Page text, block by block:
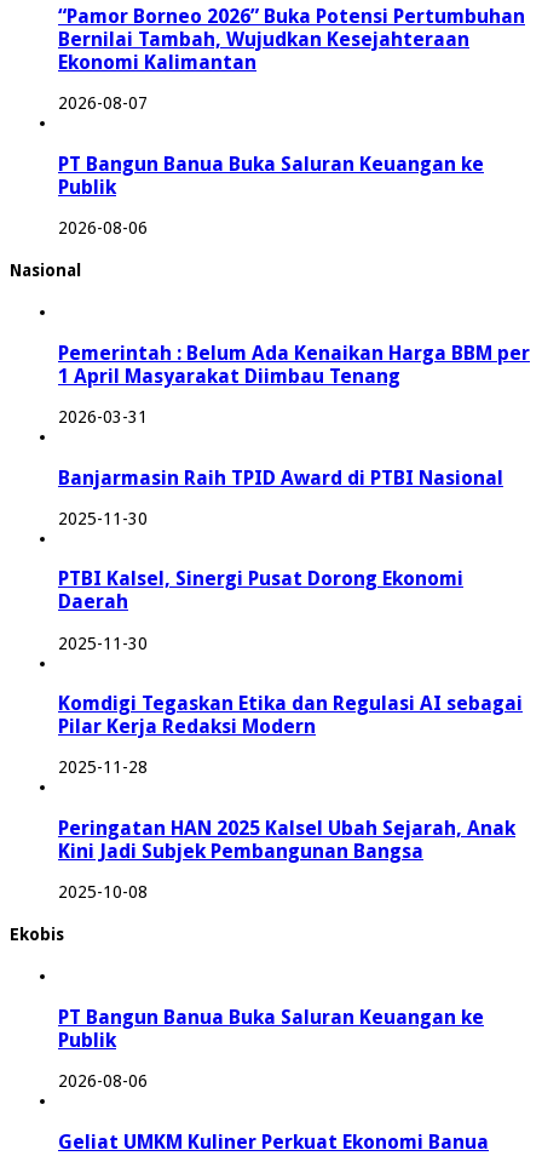
“Pamor Borneo 2026” Buka Potensi Pertumbuhan
Bernilai Tambah, Wujudkan Kesejahteraan
Ekonomi Kalimantan
2026-08-07
PT Bangun Banua Buka Saluran Keuangan ke
Publik
2026-08-06
Nasional
Pemerintah : Belum Ada Kenaikan Harga BBM per
1 April Masyarakat Diimbau Tenang
2026-03-31
Banjarmasin Raih TPID Award di PTBI Nasional
2025-11-30
PTBI Kalsel, Sinergi Pusat Dorong Ekonomi
Daerah
2025-11-30
Komdigi Tegaskan Etika dan Regulasi AI sebagai
Pilar Kerja Redaksi Modern
2025-11-28
Peringatan HAN 2025 Kalsel Ubah Sejarah, Anak
Kini Jadi Subjek Pembangunan Bangsa
2025-10-08
Ekobis
PT Bangun Banua Buka Saluran Keuangan ke
Publik
2026-08-06
Geliat UMKM Kuliner Perkuat Ekonomi Banua